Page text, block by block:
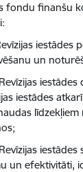
fondu finanšu
iestādes
un
iestādes
iestādes
līdzekļiem
un efektivitāti,